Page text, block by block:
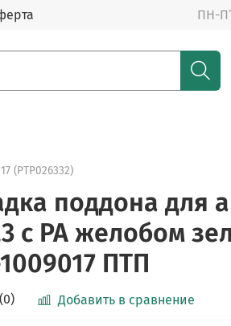
ПН-
(PTP026332)
поддона для
с РА желобом
ПТП
(0) Добавить в сравнение